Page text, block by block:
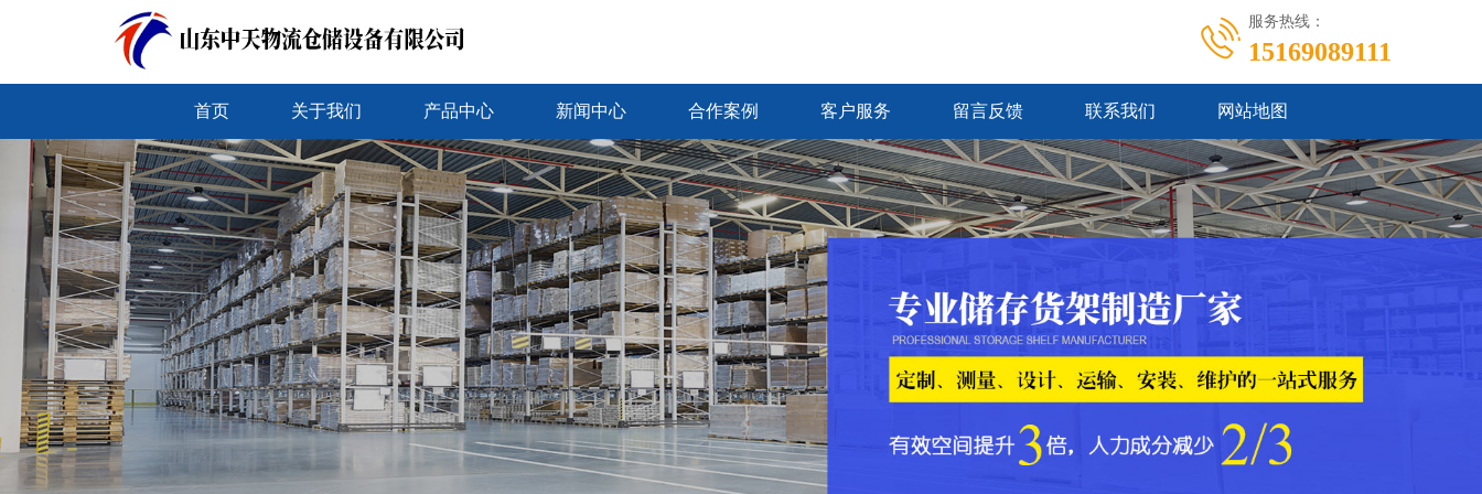
服务热线：
15169089111
首页 关于我们 产品中心 新闻中心 合作案例 客户服务 留言反馈 联系我们 网站地图